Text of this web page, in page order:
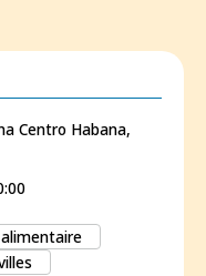
Centro Habana,